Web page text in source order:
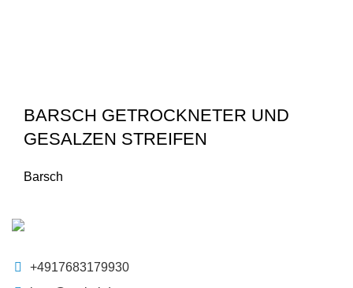
BARSCH GETROCKNETER UND
GESALZEN STREIFEN
Barsch
+4917683179930